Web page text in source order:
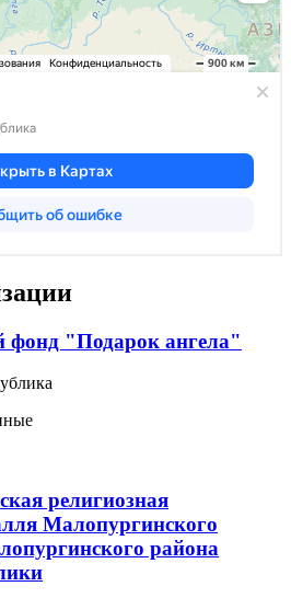
фонд "Подарок ангела"
религиозная
Малопургинского
района